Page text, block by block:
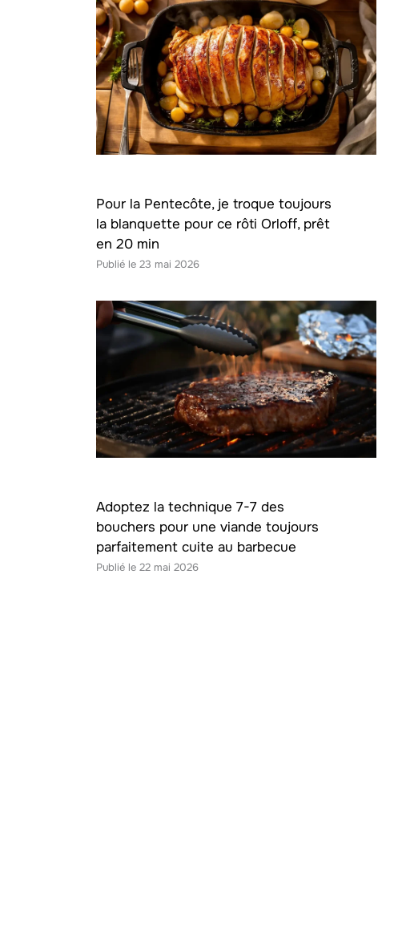
Pour la Pentecôte, je troque toujours
la blanquette pour ce rôti Orloff, prêt
en 20 min
23 mai 2026
Adoptez la technique 7-7 des
bouchers pour une viande toujours
parfaitement cuite au barbecue
22 mai 2026